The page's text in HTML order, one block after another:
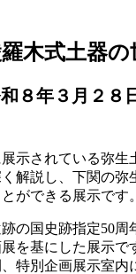
木式土器の
８年３月２８
示されている弥生
解説し、下関の弥
ができる展示です。
の国史跡指定50周
を基にした展示で
特別企画展示室内